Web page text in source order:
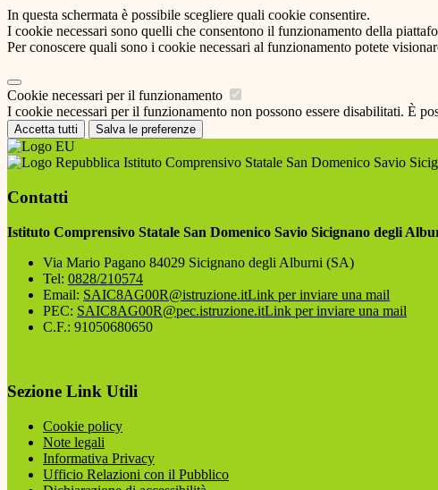
In questa schermata è possibile scegliere quali cookie consentire.
I cookie necessari sono quelli che consentono il funzionamento della
Per conoscere quali sono i cookie necessari al funzionamento potete
Cookie necessari per il funzionamento
I cookie necessari per il funzionamento non possono essere disabilitati. È
Accetta tutti Salva le preferenze
Istituto Comprensivo Statale San Domenico Savio
Contatti
Istituto Comprensivo Statale San Domenico Savio Sicignano degli
Via Mario Pagano 84029 Sicignano degli Alburni (SA)
Tel: 0828/210574
Email: SAIC8AG00R@istruzione.itLink per inviare una mail
PEC: SAIC8AG00R@pec.istruzione.itLink per inviare una mail
C.F.: 91050680650
Sezione Link Utili
Cookie policy
Note legali
Informativa Privacy
Ufficio Relazioni con il Pubblico